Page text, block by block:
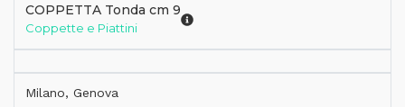
COPPETTA Tonda cm 9
Coppette e Piattini
Milano, Genova